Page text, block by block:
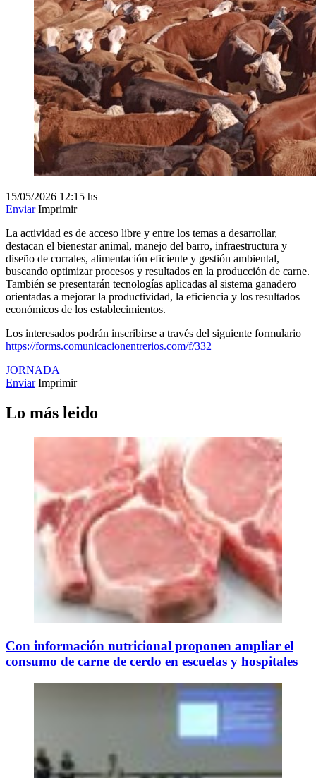
15/05/2026 12:15 hs
Enviar Imprimir
La actividad es de acceso libre y entre los temas a desarrollar,
destacan el bienestar animal, manejo del barro, infraestructura y
diseño de corrales, alimentación eficiente y gestión ambiental,
buscando optimizar procesos y resultados en la producción de carne.
También se presentarán tecnologías aplicadas al sistema ganadero
orientadas a mejorar la productividad, la eficiencia y los resultados
económicos de los establecimientos.
Los interesados podrán inscribirse a través del siguiente formulario
https://forms.comunicacionentrerios.com/f/332
JORNADA
Enviar Imprimir
Lo más leido
Con información nutricional proponen ampliar el
consumo de carne de cerdo en escuelas y hospitales